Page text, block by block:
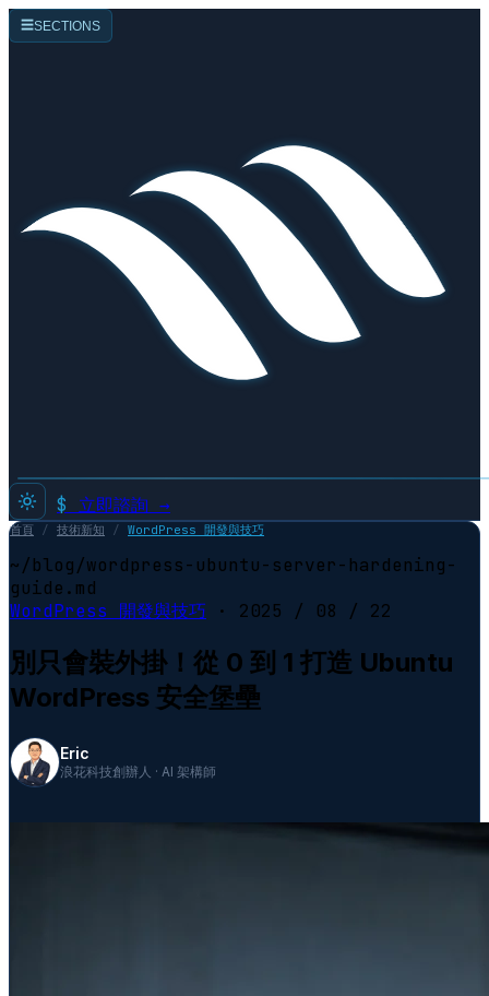
☰SECTIONS
$ 立即諮詢 →
首頁 / 技術新知 / WordPress 開發與技巧
~/blog/wordpress-ubuntu-server-hardening-
guide.md
WordPress 開發與技巧 · 2025 / 08 / 22
別只會裝外掛！從 0 到 1 打造 Ubuntu
WordPress 安全堡壘
Eric
浪花科技創辦人 · AI 架構師